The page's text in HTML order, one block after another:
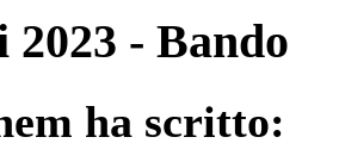
- Bando
ha scritto: